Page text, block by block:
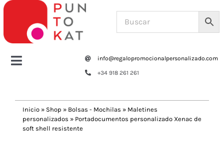
Saltar
contenido
Toggle
Tazas y botellas
info@regalopromocionalpersonalizado.com
+34 918 261 261
Inicio » Shop » Bolsas - Mochilas » Maletines
personalizados » Portadocumentos personalizado Xenac de
soft shell resistente